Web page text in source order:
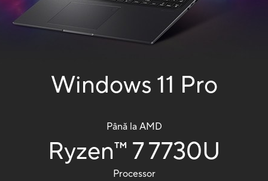
Windows 11 Pro
Până la AMD
Ryzen™ 7 7730U
Processor